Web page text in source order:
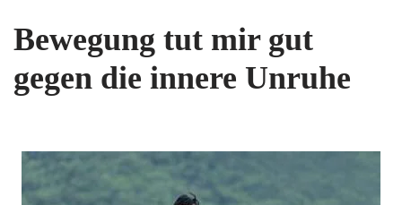
Bewegung tut mir gut
gegen die innere Unruhe